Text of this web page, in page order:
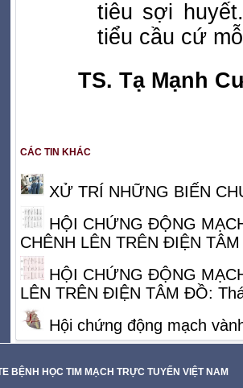
tiêu sợi
tiểu cầu cứ
TS. Tạ Mạnh
CÁC TIN KHÁC
XỬ TRÍ NHỮNG BIẾN
HỘI CHỨNG ĐỘNG
CHÊNH LÊN TRÊN ĐIỆN
HỘI CHỨNG ĐỘNG
LÊN TRÊN ĐIỆN TÂM ĐỒ:
Hội chứng động mạch
BỆNH HỌC TIM MẠCH TRỰC TUYẾN VIỆT NAM